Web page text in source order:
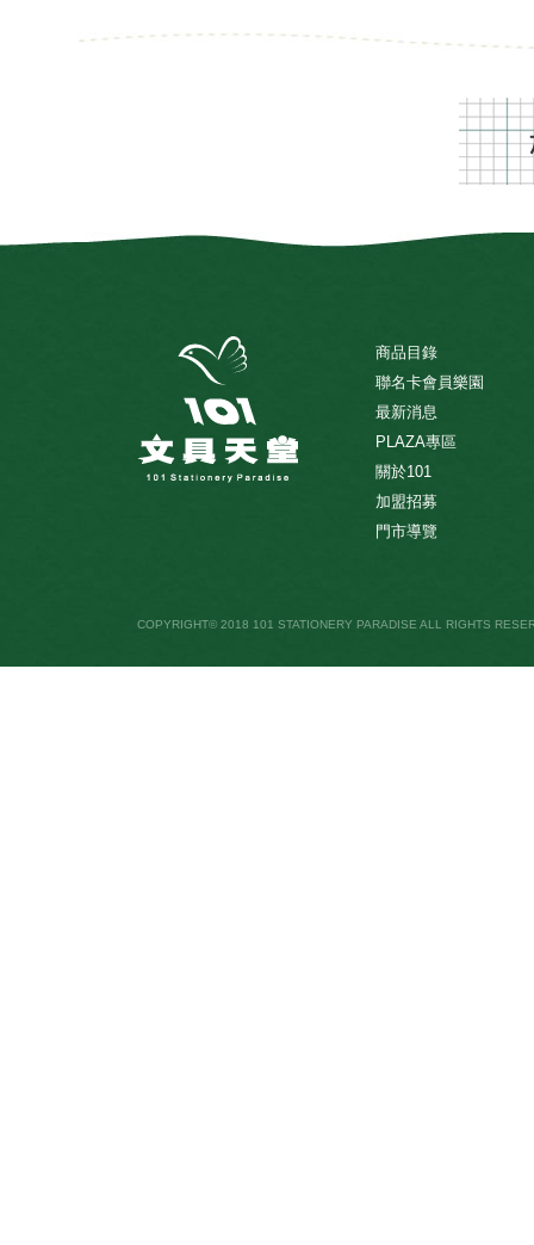
商品目錄
聯名卡會員樂園
最新消息
PLAZA專區
關於101
加盟招募
門市導覽
COPYRIGHT© 2018 101 STATIONERY PARADISE ALL RIGHTS